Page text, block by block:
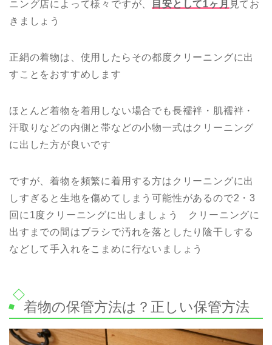
ニング店によって様々ですが、 目安として1ヶ月 見てお
きましょう
正絹の着物は、使用したらその都度クリーニングに出
すことをおすすめします
ほとんど着物を着用しない場合でも長襦袢・肌襦袢・
汗取りなどの内側と帯などの小物一式はクリーニング
に出した方が良いです
ですが、着物を頻繁に着用する方はクリーニングに出
しすぎると生地を傷めてしまう可能性があるので2・3
回に1度クリーニングに出しましょう クリーニングに
出すまでの間はブラシで汚れを落としたり陰干しする
などして手入れをこまめに行ないましょう
着物の保管方法は？正しい保管方法